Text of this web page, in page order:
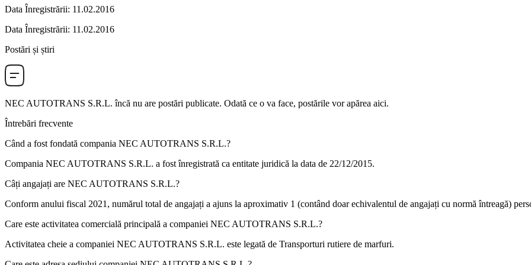
Data Înregistrării: 11.02.2016
Data Înregistrării: 11.02.2016
Postări și știri
NEC AUTOTRANS S.R.L. încă nu are postări publicate. Odată ce o va face, postările vor apărea aici.
Întrebări frecvente
Când a fost fondată compania NEC AUTOTRANS S.R.L.?
Compania NEC AUTOTRANS S.R.L. a fost înregistrată ca entitate juridică la data de 22/12/2015.
Câți angajați are NEC AUTOTRANS S.R.L.?
Conform anului fiscal 2021, numărul total de angajați a ajuns la aproximativ 1 (contând doar echivalentul de angajați cu normă întreagă)
Care este activitatea comercială principală a companiei NEC AUTOTRANS S.R.L.?
Activitatea cheie a companiei NEC AUTOTRANS S.R.L. este legată de Transporturi rutiere de marfuri.